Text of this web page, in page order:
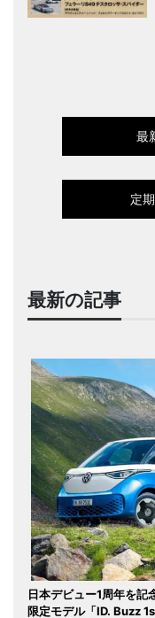
最
定
最新の記事
日本デビュー1周年を
限定モデル「ID. Buzz